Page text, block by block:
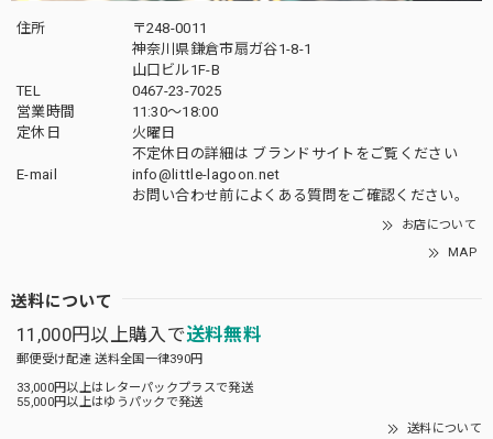
住所
〒248-0011
神奈川県鎌倉市扇ガ谷1-8-1
山口ビル1F-B
TEL
0467-23-7025
営業時間
11:30～18:00
定休日
火曜日
不定休日の詳細は ブランドサイト をご覧ください
E-mail
info@little-lagoon.net
お問い合わせ前によくある質問をご確認ください。
お店について
MAP
送料について
11,000円以上購入で送料無料
郵便受け配達 送料全国一律390円
33,000円以上はレターパックプラスで発送
55,000円以上はゆうパックで発送
送料について